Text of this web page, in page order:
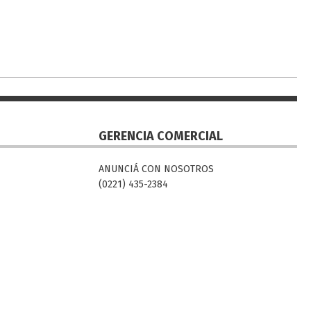
GERENCIA COMERCIAL
ANUNCIÁ CON NOSOTROS
(0221) 435-2384